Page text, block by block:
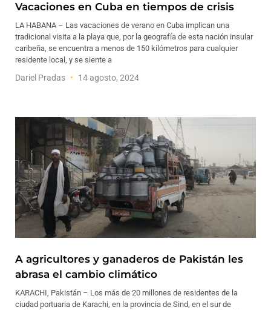
Vacaciones en Cuba en tiempos de crisis
LA HABANA – Las vacaciones de verano en Cuba implican una
tradicional visita a la playa que, por la geografía de esta nación insular
caribeña, se encuentra a menos de 150 kilómetros para cualquier
residente local, y se siente a
Dariel Pradas 14 agosto, 2024
A agricultores y ganaderos de Pakistán les
abrasa el cambio climático
KARACHI, Pakistán – Los más de 20 millones de residentes de la
ciudad portuaria de Karachi, en la provincia de Sind, en el sur de